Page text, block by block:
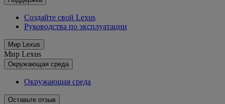
Создайте свой Lexus
Руководства по эксплуатации
Мир Lexus
Мир Lexus
Окружающая среда
Окружающая среда
Оставьте отзыв